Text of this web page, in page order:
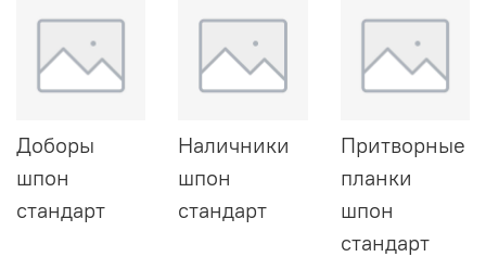
Доборы
шпон
стандарт
Наличники
шпон
стандарт
Притворные
планки
шпон
стандарт